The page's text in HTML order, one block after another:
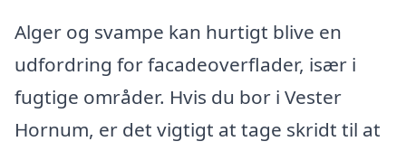
Alger og svampe kan hurtigt blive en
udfordring for facadeoverflader, især i
fugtige områder. Hvis du bor i Vester
Hornum, er det vigtigt at tage skridt til at